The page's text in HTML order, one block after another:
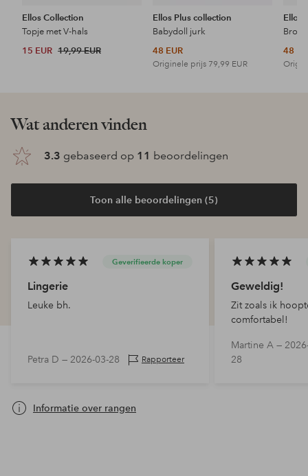
Ellos Collection
Topje met V-hals
15 EUR 19,99 EUR
Ellos Plus collection
Babydoll jurk
48 EUR
Originele prijs 79,99 EUR
Ellos
48
Wat anderen vinden
3.3 gebaseerd op 11 beoordelingen
Toon alle beoordelingen (5)
Geverifieerde koper
Lingerie
Leuke bh.
Petra D — 2026-03-28 Rapporteer
Geweldig!
Zit zoals ik
comfortabel!
Martine A —
28
Informatie over rangen